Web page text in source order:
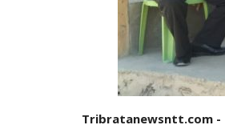
Tribratanewsntt.com -